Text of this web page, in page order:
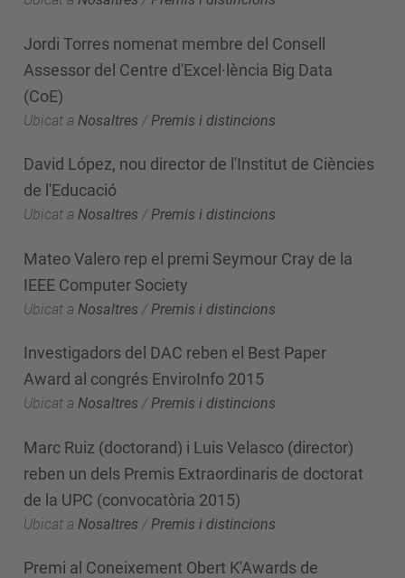
Jordi Torres nomenat membre del Consell
Assessor del Centre d'Excel·lència Big Data
(CoE)
Ubicat a Nosaltres / Premis i distincions
David López, nou director de l'Institut de Ciències
de l'Educació
Ubicat a Nosaltres /Premis i distincions
Mateo Valero rep el premi Seymour Cray de la
IEEE Computer Society
Ubicat a Nosaltres / Premis i distincions
Investigadors del DAC reben el Best Paper
Award al congrés EnviroInfo 2015
Ubicat a Nosaltres /Premis i distincions
Marc Ruiz (doctorand) i Luis Velasco (director)
reben un dels Premis Extraordinaris de doctorat
de la UPC (convocatòria 2015)
Ubicat a Nosaltres / Premis i distincions
Premi al Coneixement Obert K'Awards de